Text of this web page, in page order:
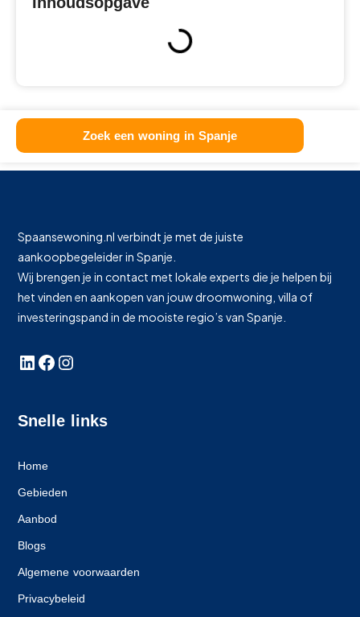
Zoek een woning in Spanje
Spaansewoning.nl verbindt je met de juiste
aankoopbegeleider in Spanje.
Wij brengen je in contact met lokale experts die je helpen bij
het vinden en aankopen van jouw droomwoning, villa of
investeringspand in de mooiste regio’s van Spanje.
Snelle links
Home
Gebieden
Aanbod
Blogs
Algemene voorwaarden
Privacybeleid